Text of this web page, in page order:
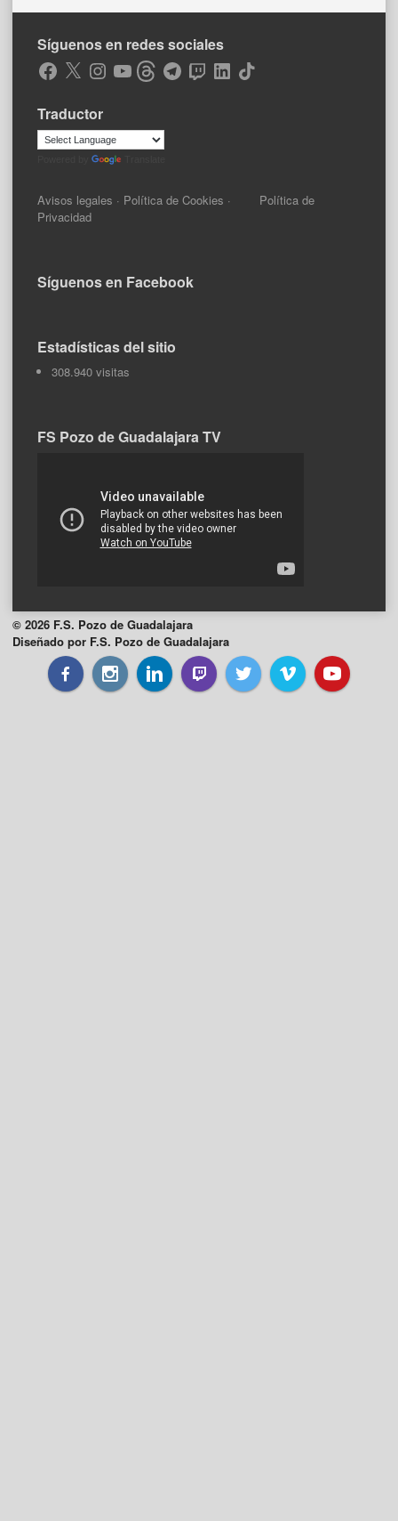
Síguenos en redes sociales
Facebook
X Instagram
YouTubeThreadsTelegramTwitchLinkedIn
TikTok
Traductor
Avisos legales · Política de Cookies · Política de
Privacidad
Síguenos en Facebook
Estadísticas del sitio
308.940 visitas
FS Pozo de Guadalajara TV
© 2026 F.S. Pozo de Guadalajara
Diseñado por F.S. Pozo de Guadalajara